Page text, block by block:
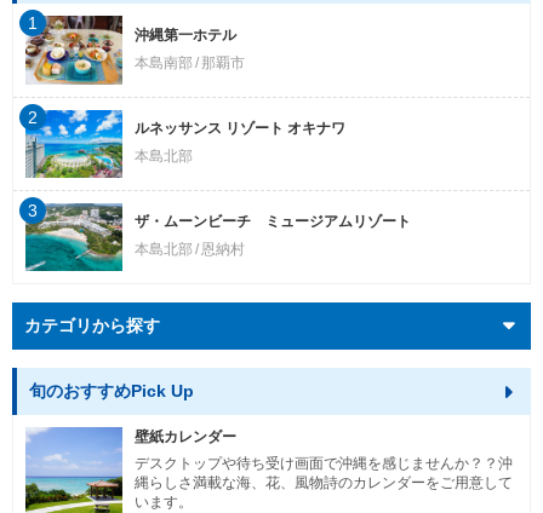
沖縄第一ホテル
本島南部
那覇市
1
ルネッサンス リゾート オキナワ
本島北部
2
ザ・ムーンビーチ ミュージアムリゾート
本島北部 恩納村
3
カテゴリから探す
旬のおすすめPick Up
壁紙カレンダー
デスクトップや待ち受け画面で沖縄を感じませんか？？沖
縄らしさ満載な海、花、風物詩のカレンダーをご用意して
います。